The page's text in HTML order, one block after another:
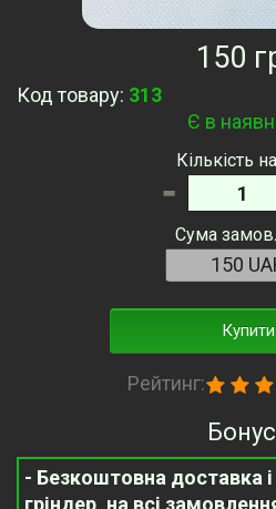
150
Код товару: 313
Є в
Кількість
-
Сума
Купити
Рейтинг:
- Безкоштовна доставка